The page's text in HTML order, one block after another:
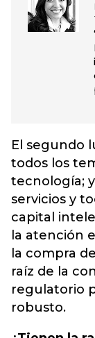
El segundo
todos los
tecnología;
servicios y
capital
la atención
la compra
raíz de la
regulatorio
robusto.